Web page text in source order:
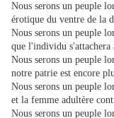
Nous serons un peuple
érotique du ventre de la
Nous serons un peuple
que l'individu s'attachera
Nous serons un peuple
notre patrie est encore
Nous serons un peuple
et la femme adultère
Nous serons un peuple